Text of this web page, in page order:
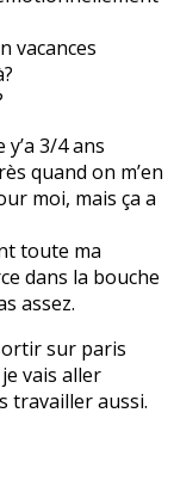
vacances
3/4 ans
quand on m’en
moi, mais ça a
toute ma
dans la bouche
assez.
sur paris
vais aller
travailler aussi.